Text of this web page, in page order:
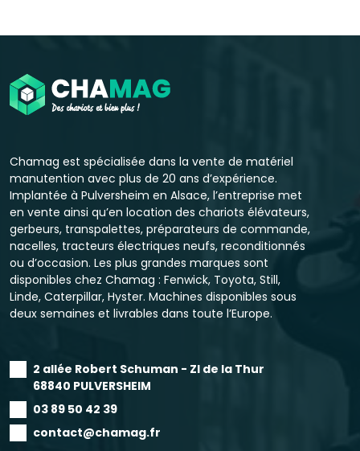
Chamag est spécialisée dans la vente de matériel
manutention avec plus de 20 ans d’expérience.
Implantée à Pulversheim en Alsace, l’entreprise met
en vente ainsi qu’en location des chariots élévateurs,
gerbeurs, transpalettes, préparateurs de commande,
nacelles, tracteurs électriques neufs, reconditionnés
ou d’occasion. Les plus grandes marques sont
disponibles chez Chamag : Fenwick, Toyota, Still,
Linde, Caterpillar, Hyster. Machines disponibles sous
deux semaines et livrables dans toute l’Europe.
2 allée Robert Schuman - ZI de la Thur
68840 PULVERSHEIM
03 89 50 42 39
contact@chamag.fr